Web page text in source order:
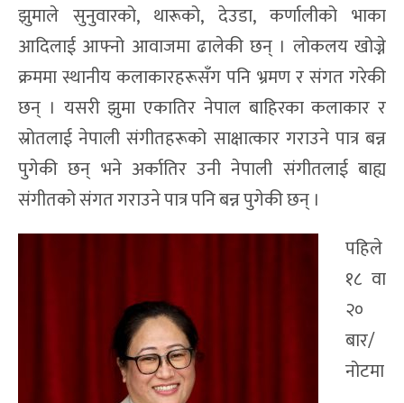
झुमाले सुनुवारको, थारूको, देउडा, कर्णालीको भाका
आदिलाई आफ्नो आवाजमा ढालेकी छन् । लोकलय खोज्ने
क्रममा स्थानीय कलाकारहरूसँग पनि भ्रमण र संगत गरेकी
छन् । यसरी झुमा एकातिर नेपाल बाहिरका कलाकार र
स्रोतलाई नेपाली संगीतहरूको साक्षात्कार गराउने पात्र बन्न
पुगेकी छन् भने अर्कातिर उनी नेपाली संगीतलाई बाह्य
संगीतको संगत गराउने पात्र पनि बन्न पुगेकी छन् ।
पहिले
१८ वा
२०
बार/
नोटमा